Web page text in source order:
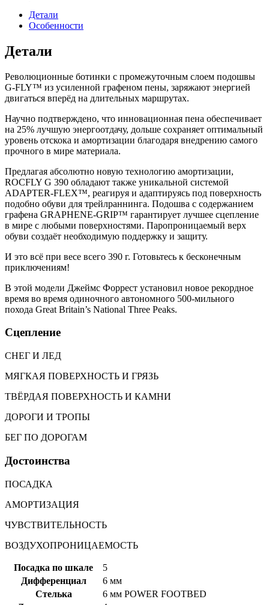
Детали
Особенности
Детали
Революционные ботинки с промежуточным слоем подошвы
G-FLY™ из усиленной графеном пены, заряжают энергией
двигаться вперёд на длительных маршрутах.
Научно подтверждено, что инновационная пена обеспечивает
на 25% лучшую энергоотдачу, дольше сохраняет оптимальный
уровень отскока и амортизации благодаря внедрению самого
прочного в мире материала.
Предлагая абсолютно новую технологию амортизации,
ROCFLY G 390 обладают также уникальной системой
ADAPTER-FLEX™, реагируя и адаптируясь под поверхность
подобно обуви для трейлраннинга. Подошва с содержанием
графена GRAPHENE-GRIP™ гарантирует лучшее сцепление
в мире с любыми поверхностями. Паропроницаемый верх
обуви создаёт необходимую поддержку и защиту.
И это всё при весе всего 390 г. Готовьтесь к бесконечным
приключениям!
В этой модели Джеймс Форрест установил новое рекордное
время во время одиночного автономного 500-мильного
похода Great Britain’s National Three Peaks.
Сцепление
СНЕГ И ЛЕД
МЯГКАЯ ПОВЕРХНОСТЬ И ГРЯЗЬ
ТВЁРДАЯ ПОВЕРХНОСТЬ И КАМНИ
ДОРОГИ И ТРОПЫ
БЕГ ПО ДОРОГАМ
Достоинства
ПОСАДКА
АМОРТИЗАЦИЯ
ЧУВСТВИТЕЛЬНОСТЬ
ВОЗДУХОПРОНИЦАЕМОСТЬ
Посадка по шкале
5
Дифференциал
6 мм
Стелька
6 мм POWER FOOTBED